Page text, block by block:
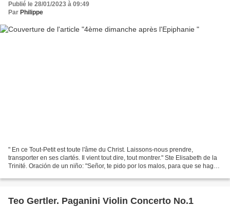
Publié le 28/01/2023 à 09:49
Par Philippe
" En ce Tout-Petit est toute l'âme du Christ. Laissons-nous prendre,
transporter en ses clartés. Il vient tout dire, tout montrer." Ste Elisabeth de la
Trinité. Oración de un niño: "Señor, te pido por los malos, para que se hagan
Teo Gertler. Paganini Violin Concerto No.1